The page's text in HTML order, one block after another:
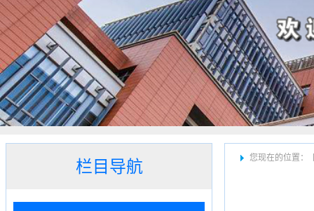
栏目导航 您现在的位置：